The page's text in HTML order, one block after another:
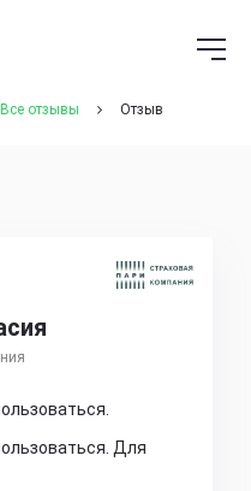
Все отзывы Отзыв
Для